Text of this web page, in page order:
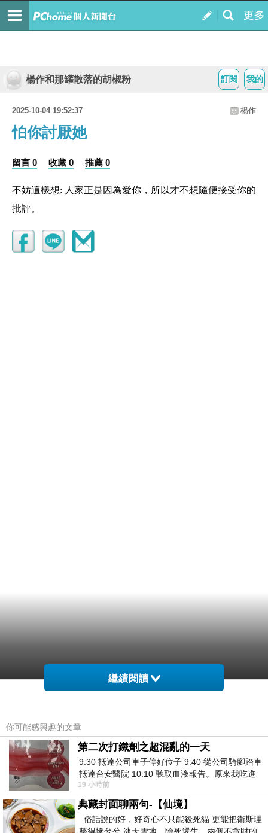
我的
訂閱
楊作和那罐散落的胡椒粉
2025-10-04 19:52:37 楊作
怕你討厭她
留言 0 收藏 0 推薦 0
不妨這樣想: 人家正是因為愛你，所以才不想隨便接受你的
批評。
繼續閱讀
你可能感興趣的文章
第二次打鐵劑之超混亂的一天
9:30 抵達公司車子停好位子 9:40 從公司騎腳踏車
抵達台安醫院 10:10 聽取血液報告。原來我吃進
去的 B12 彌可保並非沒有吸收而是超
19 小時前
典藏封面聊兩句-【仙境】
俗話說的好，好奇心不只能殺死貓 更能把衛斯理